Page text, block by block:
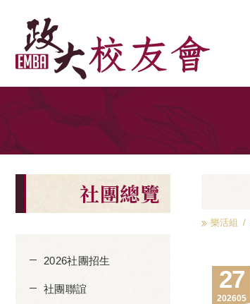
社團總覽
2026社團招生
社團聯誼
樂活組
27
05
2026